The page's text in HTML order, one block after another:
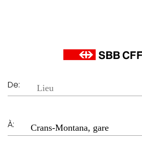
De:
À: